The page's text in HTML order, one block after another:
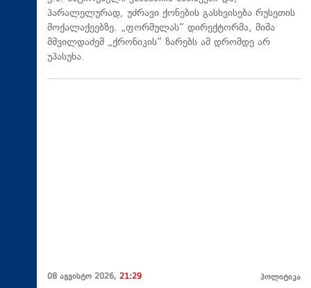
პარალელურად, უძრავი ქონების გასხვისება რუსეთის
მოქალაქეებზე. „ფორმულას“ დირექტორმა, მიშა
მშვილდაძემ „ქრონიკის“ ზარებს ამ დრომდე არ
უპასუხა.
08 აგვისტო 2026, 21:29 პოლიტიკა